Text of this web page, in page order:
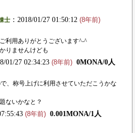
士 ：2018/01/27 01:50:12 (8年前)
利用ありがとうございます^-^
りませんけども
01/27 02:34:23 (8年前) 0MONA/0人
、称号上げに利用させていただこうかな
ないかなと？
(8年前) 0.001MONA/1人